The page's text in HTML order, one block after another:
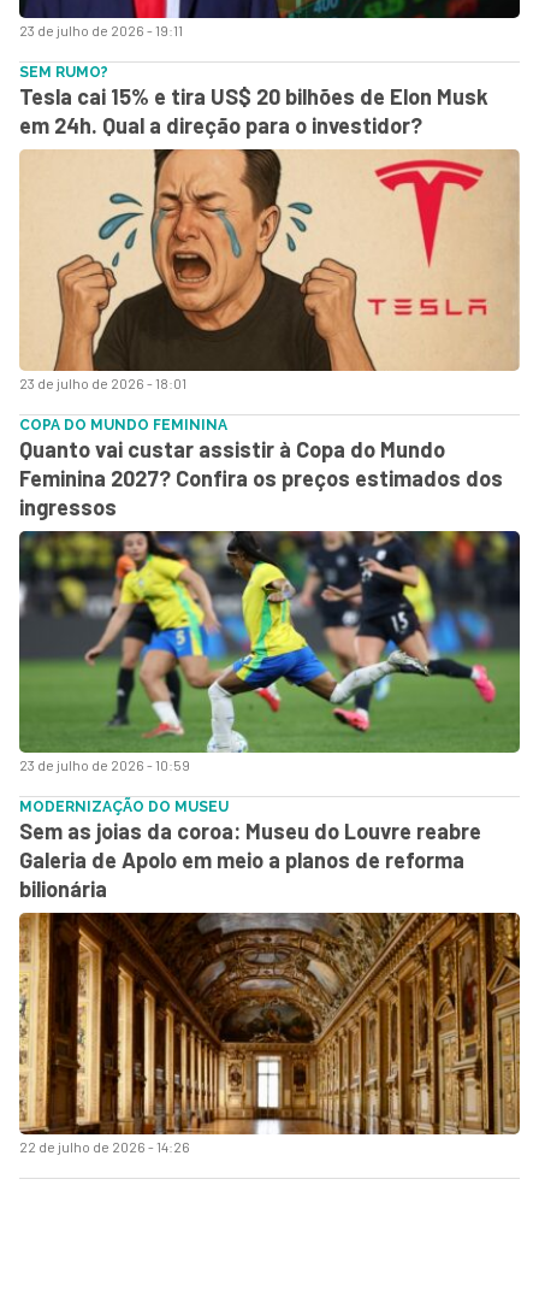
23 de julho de 2026 - 19:11
23 de julho de 2026 - 18:01
SEM RUMO?
Tesla cai 15% e tira US$ 20 bilhões de Elon Musk
em 24h. Qual a direção para o investidor?
23 de julho de 2026 - 10:59
COPA DO MUNDO FEMININA
Quanto vai custar assistir à Copa do Mundo
Feminina 2027? Confira os preços estimados dos
ingressos
22 de julho de 2026 - 14:26
MODERNIZAÇÃO DO MUSEU
Sem as joias da coroa: Museu do Louvre reabre
Galeria de Apolo em meio a planos de reforma
bilionária